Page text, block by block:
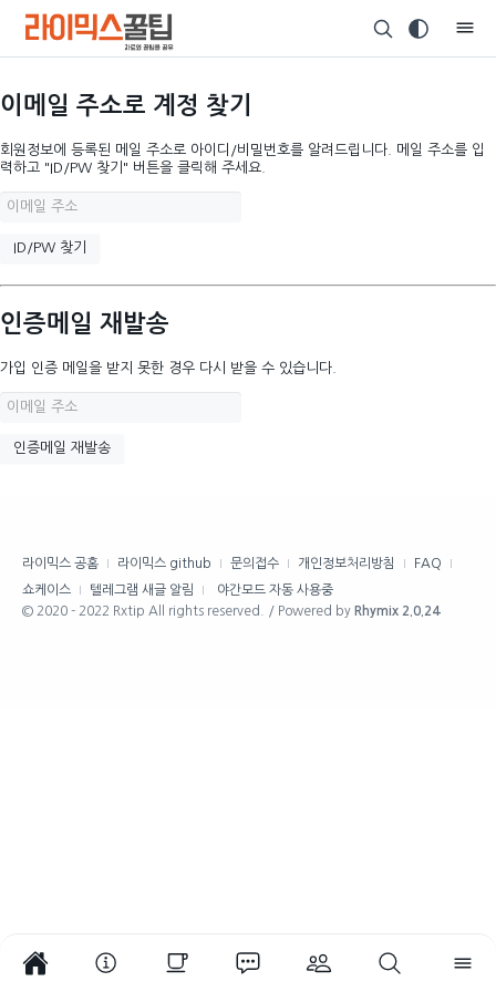
이메일 주소로 계정 찾기
회원정보에 등록된 메일 주소로 아이디/비밀번호를 알려드립니다. 메일 주소를 입
력하고 "ID/PW 찾기" 버튼을 클릭해 주세요.
인증메일 재발송
가입 인증 메일을 받지 못한 경우 다시 받을 수 있습니다.
라이믹스 공홈 라이믹스 github 문의접수 개인정보처리방침
FAQ
쇼케이스
텔레그램 새글 알림
야간모드 자동 사용중
© 2020 - 2022 Rxtip All rights reserved. / Powered by Rhymix 2.0.24